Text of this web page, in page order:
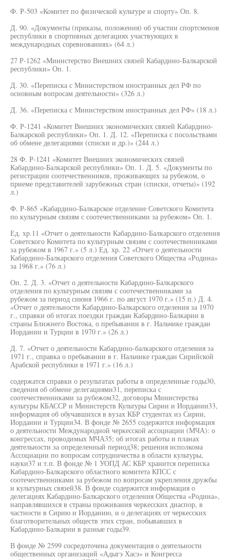
Ф. Р-503 «Комитет по физической культуре и спорту» Оп. 8.
Д. 90. «Документы (приказы, положения) об участии спортсменов
республики в спортивных делегациях участвующих в
международных соревнованиях» (64 л.)
27 Р-1262 «Министерство Внешних связей Кабардино-Балкарской
республики» Оп. 1.
Д. 30. «Переписка с Министерством иностранных дел РФ по
основным вопросам деятельности» (326 л.)
Д. 36. «Переписка с Министерством иностранных дел РФ» (18 л.)
Ф. Р-1241 «Комитет Внешних экономических связей Кабардино-
Балкарской республики» Оп. 1. Д. 12. «Переписка с посольствами
об обмене делегациями (списки и др.)» (244 л.)
28 Ф. Р-1241 «Комитет Внешних экономических связей
Кабардино-Балкарской республики» Оп. 1. Д. 5. «Документы по
регистрации соотечественников, проживающих за рубежом, о
приеме представителей зарубежных стран (списки, отчеты)» (192
л.)
Ф. Р-865 «Кабардино-Балкарское отделение Советского Комитета
по культурным связям с соотечественниками за рубежом» Оп. 1.
Ед. xp.11 «Отчет о деятельности Кабардино-Балкарского отделения
Советского Комитета по культурным связям с соотечественниками
за рубежом в 1967 г.» (5 л.) Ед. хр. 22 «Отчет о деятельности
Кабардино-Балкарского отделения Советского Общества «Родина»
за 1968 г.» (76 л.)
Оп. 2. Д. 3. «Отчет о деятельности Кабардино-Балкарского
отделения по культурным связям с соотечественниками за
рубежом за период сиюня 1966 г. по август 1970 г.» (15 п.) Д. 4.
«Отчет о деятельности Кабардино-Балкарского отделения за 1970
г., справки об итогах поездки граждан Кабардино-Балкарии в
страны Ближнего Востока, о пребывании в г. Нальчике граждан
Иордании и Турции в 1970 г.» (26 л.)
Д. 7. «Отчет о деятельности Кабардино-балкарского отделения за
1971 г., справка о пребывании в г. Нальчике граждан Сирийской
Арабской республики в 1971 г.» (16 л.)
содержатся справки о результатах работы в определенные годы30,
сведения об обмене делегациями31, переписка с
соотечественниками за рубежом32, договоры Министерства
культуры КБАССР и Министерств Культуры Сирии и Иордании33,
информация об обучавшихся в вузах КБР студентах из Сирии,
Иордании и Турции34. В фонде № 2655 содержится информация
о деятельности Международной черкесской ассоциации (МЧА): о
конгрессах, проводимых МЧА35; об итогах работы и планах
деятельности за определенный период38; решения исполкома
Ассоциации по вопросам сотрудничества в области культуры,
науки37 и т.п. В фонде № 1 УОПД АС КБР хранится переписка
Кабардино-Балкарского областного комитета КПСС с
соотечественниками за рубежом по вопросам укрепления дружбы
и культурных связей38. В фонде содержится информация о
делегациях Кабардино-Балкарского отделения Общества «Родина»,
направлявшихся в страны проживания черкесских диаспор, в
частности в Сирию и Иорданию, и о делегациях от черкесских
благотворительных обществ этих стран, побывавших в
Кабардино-Балкарии в разные годы39.
В фонде № 2599 сосредоточена документация о деятельности
общественных организаций «Адыгэ Хасэ» и Конгресса